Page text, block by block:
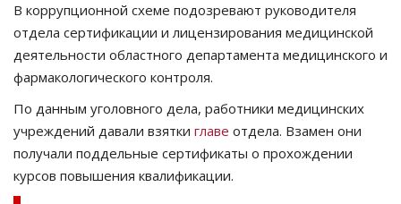
Язык
Қазақша Русский
В коррупционной схеме подозревают руководителя
отдела сертификации и лицензирования медицинской
деятельности областного департамента медицинского и
фармакологического контроля.
По данным уголовного дела, работники медицинских
учреждений давали взятки главе отдела. Взамен они
получали поддельные сертификаты о прохождении
курсов повышения квалификации.